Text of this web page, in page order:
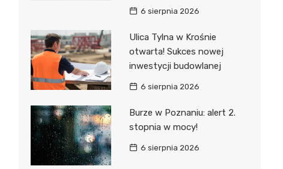
6 sierpnia 2026
Ulica Tylna w Krośnie
otwarta! Sukces nowej
inwestycji budowlanej
6 sierpnia 2026
Burze w Poznaniu: alert 2.
stopnia w mocy!
6 sierpnia 2026